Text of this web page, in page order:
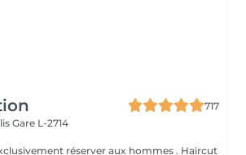
717
Gare L-2714
réserver aux hommes . Haircut